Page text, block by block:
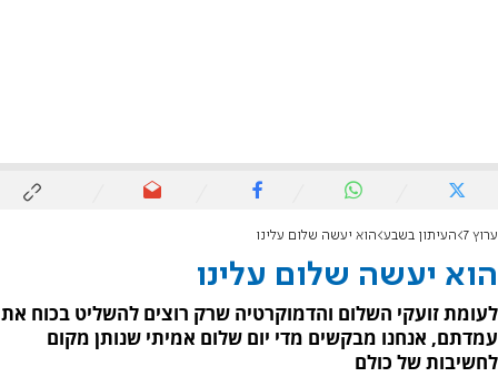
ערוץ 7 העיתון בשבע הוא יעשה שלום עלינו
הוא יעשה שלום עלינו
לעומת זועקי השלום והדמוקרטיה שרק רוצים להשליט בכוח את
עמדתם, אנחנו מבקשים מדי יום שלום אמיתי שנותן מקום
לחשיבות של כולם